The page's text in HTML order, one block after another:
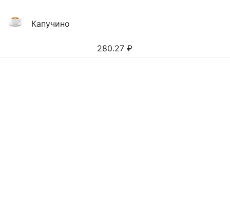
Капучино
280.27 ₽